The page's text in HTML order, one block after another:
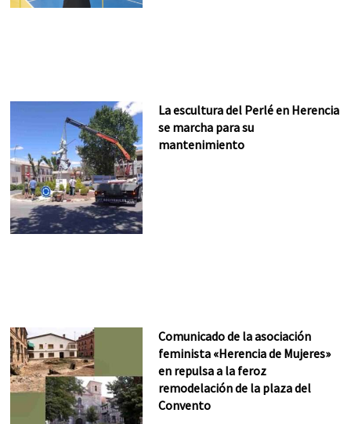
La escultura del Perlé en Herencia
se marcha para su
mantenimiento
Comunicado de la asociación
feminista «Herencia de Mujeres»
en repulsa a la feroz
remodelación de la plaza del
Convento